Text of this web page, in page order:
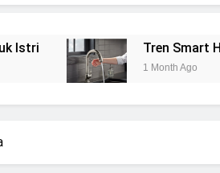
Tren Smart Home:
1 Month Ago